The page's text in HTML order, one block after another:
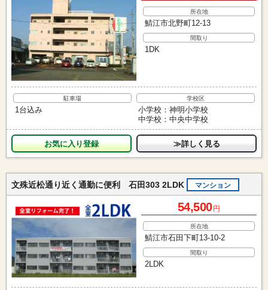
所在地
鯖江市北野町12-13
間取り
1DK
駐車場
1台込み
学校区
小学校：神明小学校
中学校：中央中学校
お気に入り ≫詳しく見る
文殊近松通り近く通勤に便利 石田303 2LDK マンション
54,500 円
所在地
鯖江市石田下町13-10-2
間取り
2LDK